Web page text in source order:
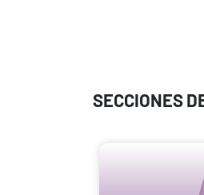
SECCIONES